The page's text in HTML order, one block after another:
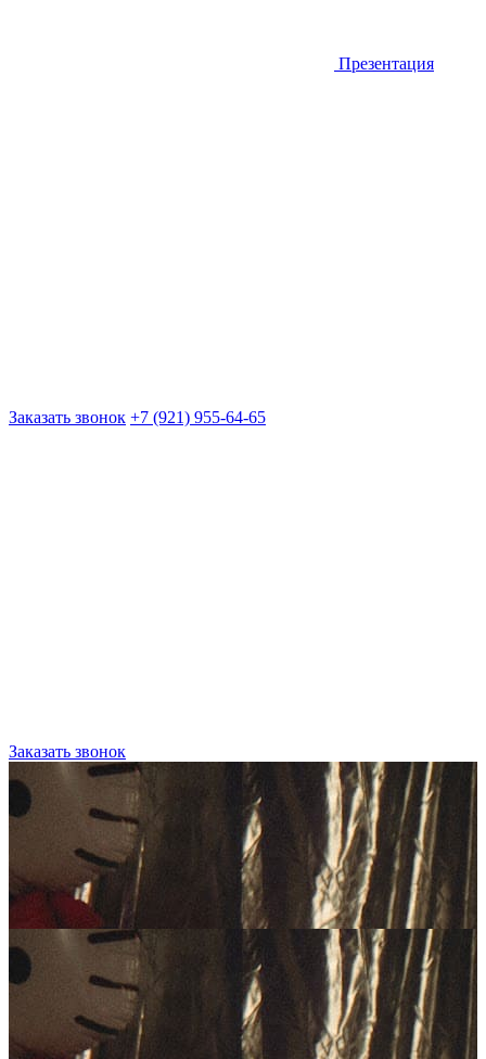
Презентация
Заказать звонок +7 (921) 955-64-65
Заказать звонок